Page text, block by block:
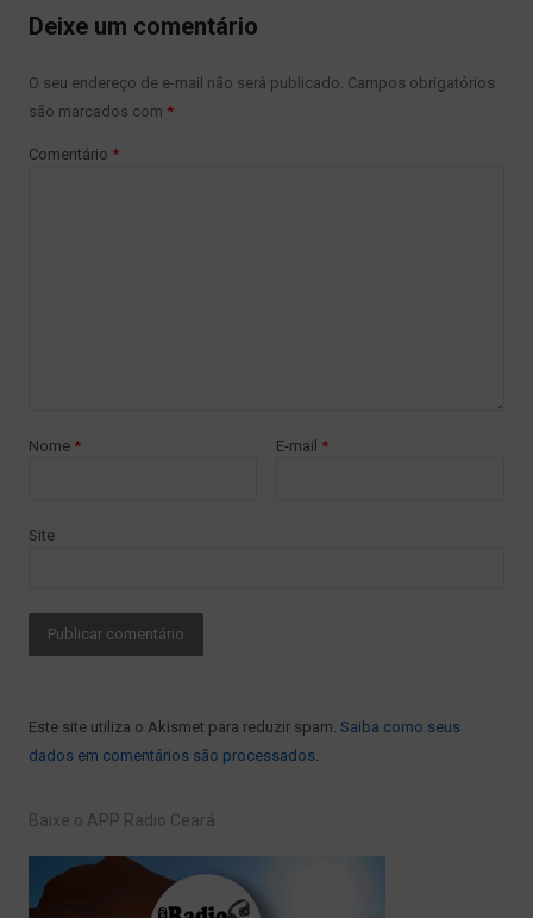
Deixe um comentário
O seu endereço de e-mail não será publicado. Campos obrigatórios
são marcados com *
Comentário *
Nome * E-mail *
Site
Este site utiliza o Akismet para reduzir spam. Saiba como seus
dados em comentários são processados
Baixe o APP Radio Ceará